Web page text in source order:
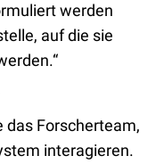
werden
auf die sie
das Forscherteam,
interagieren.